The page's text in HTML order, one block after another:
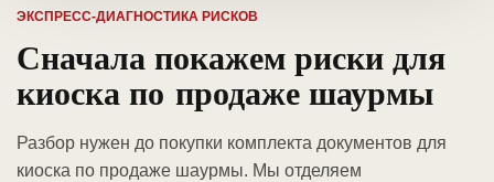
ЭКСПРЕСС-ДИАГНОСТИКА РИСКОВ
Сначала покажем риски для
киоска по продаже шаурмы
Разбор нужен до покупки комплекта документов для
киоска по продаже шаурмы. Мы отделяем